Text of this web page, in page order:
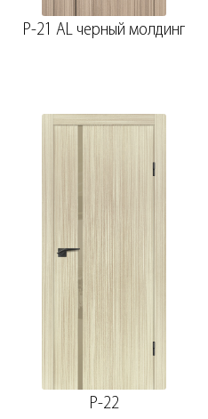
P-21 AL черный молдинг
P-22